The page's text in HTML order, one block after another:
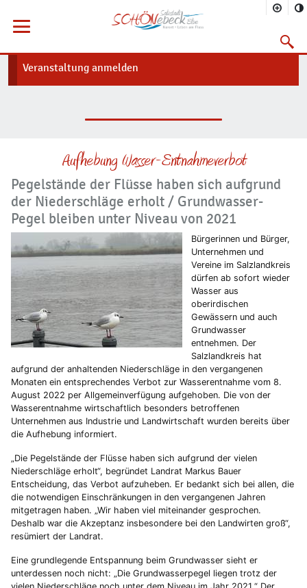
Menü öffnen
Startseite Freizeit
Kalender
Veranstaltung anmelden
Aufhebung Wasser-Entnahmeverbot
Pegelstände der Flüsse haben sich aufgrund
der Niederschläge erholt / Grundwasser-
Pegel bleiben unter Niveau von 2021
Bürgerinnen und Bürger,
Unternehmen und
Vereine im Salzlandkreis
dürfen ab sofort wieder
Wasser aus
oberirdischen
Gewässern und auch
Grundwasser
entnehmen. Der
Salzlandkreis hat
aufgrund der anhaltenden Niederschläge in den vergangenen
Monaten ein entsprechendes Verbot zur Wasserentnahme vom 8.
August 2022 per Allgemeinverfügung aufgehoben. Die von der
Wasserentnahme wirtschaftlich besonders betroffenen
Unternehmen aus Industrie und Landwirtschaft wurden bereits über
die Aufhebung informiert.
„Die Pegelstände der Flüsse haben sich aufgrund der vielen
Niederschläge erholt“, begründet Landrat Markus Bauer
Entscheidung, das Verbot aufzuheben. Er bedankt sich bei allen, die
die notwendigen Einschränkungen in den vergangenen Jahren
mitgetragen haben. „Wir haben viel miteinander gesprochen.
Deshalb war die Akzeptanz insbesondere bei den Landwirten groß“,
resümiert der Landrat.
Eine grundlegende Entspannung beim Grundwasser sieht er
unterdessen noch nicht: „Die Grundwasserpegel liegen trotz der